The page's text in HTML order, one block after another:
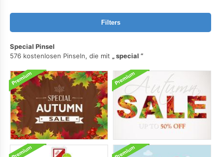
Filters
Special Pinsel
576 kostenlosen Pinseln, die mit
special